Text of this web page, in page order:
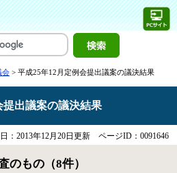
会 > 平成25年12月定例会提出議案の議決結果
提出議案の議決結果
：2013年12月20日更新 ページID：0091646
もの（8件）